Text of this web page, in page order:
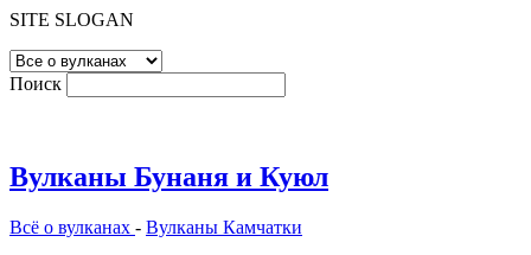
SITE SLOGAN
Поиск
Вулканы Бунаня и Куюл
Всё о вулканах - Вулканы Камчатки